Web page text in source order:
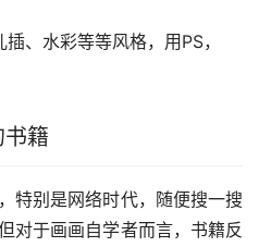
、水彩等等风格，用PS，
籍
特别是网络时代，随便搜一搜
对于画画自学者而言，书籍反